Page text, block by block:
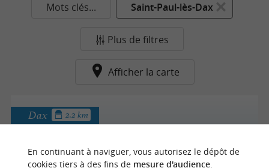
Mots clés... Saint-Paul-lès-Dax
Plus de filtres
Afficher la carte
Dax 2.2 km
En continuant à naviguer, vous autorisez le dépôt de
cookies tiers à des fins de mesure d'audience.